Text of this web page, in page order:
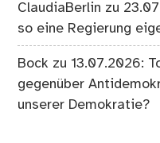
ClaudiaBerlin zu
so eine Regierung
Bock zu13.07.2026:
gegenüber
unserer Demokratie?